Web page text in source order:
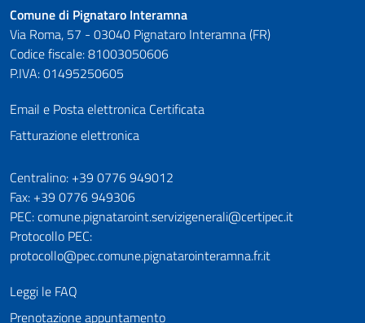
Comune di Pignataro Interamna
Via Roma, 57 - 03040 Pignataro Interamna (FR)
Codice fiscale: 81003050606
P.IVA: 01495250605
Email e Posta elettronica Certificata
Fatturazione elettronica
Numeri utili
Centralino: +39 0776 949012
Fax: +39 0776 949306
PEC: comune.pignataroint.servizigenerali@certipec.it
Protocollo PEC:
protocollo@pec.comune.pignatarointeramna.fr.it
Leggi le FAQ
Prenotazione appuntamento